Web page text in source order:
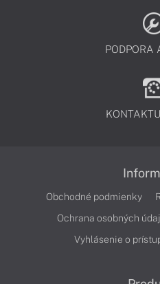
PODPORA
Obchodné podmienky
Ochrana osobných
Vyhlásenie o